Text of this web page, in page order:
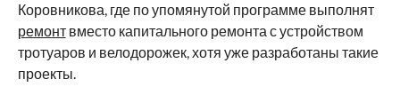
Коровникова, где по упомянутой программе выполнят
ремонтвместо капитального ремонта с устройством
тротуаров и велодорожек, хотя уже разработаны такие
проекты.